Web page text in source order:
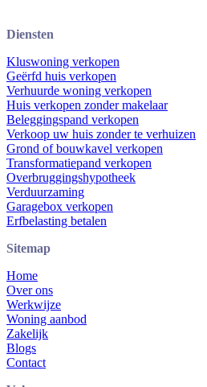
Diensten
Kluswoning verkopen
Geërfd huis verkopen
Verhuurde woning verkopen
Huis verkopen zonder makelaar
Beleggingspand verkopen
Verkoop uw huis zonder te verhuizen
Grond of bouwkavel verkopen
Transformatiepand verkopen
Overbruggingshypotheek
Verduurzaming
Garagebox verkopen
Erfbelasting betalen
Sitemap
Home
Over ons
Werkwijze
Woning aanbod
Zakelijk
Blogs
Contact